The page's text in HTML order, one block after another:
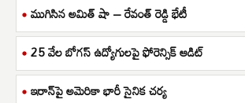
ముగిసిన అమిత్ షా – రేవంత్ రెడ్డి భేటీ
25 వేల బోగస్ ఉద్యోగులపై ఫోరెన్సిక్ ఆడిట్
ఇరాన్‌పై అమెరికా భారీ సైనిక చర్య